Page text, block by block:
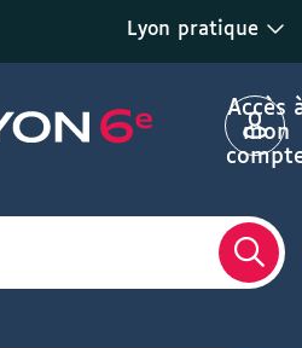
Lyon pratique
Accès
mon